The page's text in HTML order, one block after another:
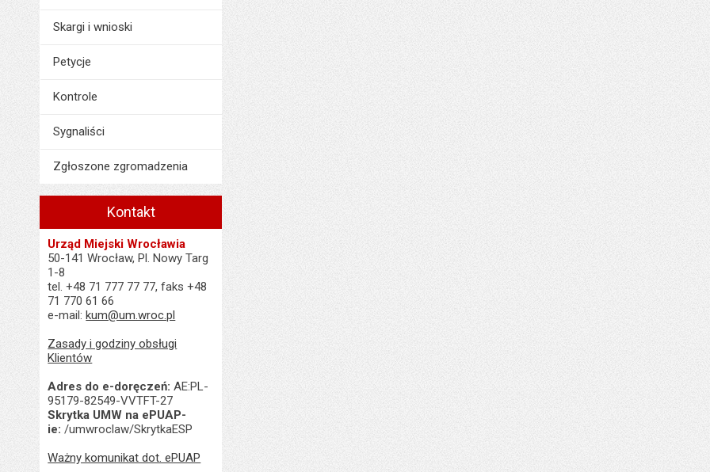
Skargi i wnioski
Petycje
Kontrole
Sygnaliści
Zgłoszone zgromadzenia
Kontakt
Urząd Miejski Wrocławia
50-141 Wrocław, Pl. Nowy Targ
1-8
tel. +48 71 777 77 77, faks +48
71 770 61 66
e-mail:kum@um.wroc.pl
Zasady i godziny obsługi
Klientów
Adres do e-doręczeń: AE:PL-
95179-82549-VVTFT-27
Skrytka UMW na ePUAP-
ie: /umwroclaw/SkrytkaESP
Ważny komunikat dot. ePUAP